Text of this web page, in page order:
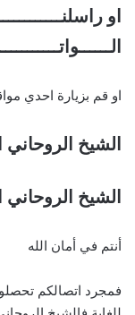
او
او قم بزيارة احدي
الشيخ
الشيخ
أنتم في أمان الله
فمجرد اتصالكم